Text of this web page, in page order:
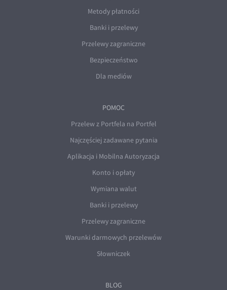
Metody płatności
Banki i przelewy
Przelewy zagraniczne
Bezpieczeństwo
Dla mediów
POMOC
Przelew z Portfela na Portfel
Najczęściej zadawane pytania
Aplikacja i Mobilna Autoryzacja
Konto i opłaty
Wymiana walut
Banki i przelewy
Przelewy zagraniczne
Warunki darmowych przelewów
Słowniczek
BLOG